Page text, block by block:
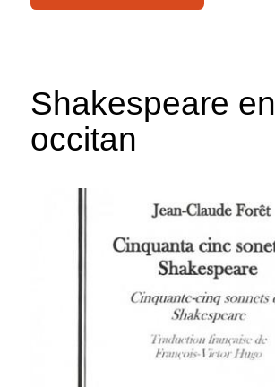
Shakespeare en
occitan